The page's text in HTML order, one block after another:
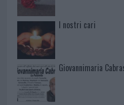
I nostri cari
Giovannimaria